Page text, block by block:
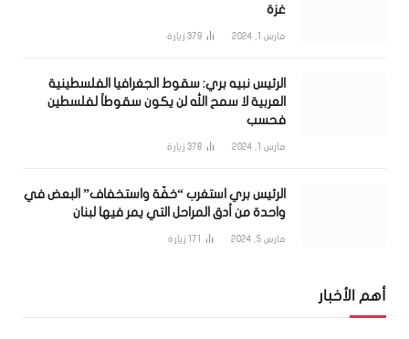
غزة
مارس 1, 2024 379 زيارة
الرئيس نبيه بري: سقوط الجغرافيا الفلسطينية
العربية لا سمح الله لن يكون سقوطاً لفلسطين
فحسب
مارس 1, 2024 378 زيارة
الرئيس بري استغرب “خفّة واستخفاف” البعض في
واحدة من أدق المراحل التي يمر فيها لبنان
مارس 5, 2024 171 زيارة
أهم الأخبار